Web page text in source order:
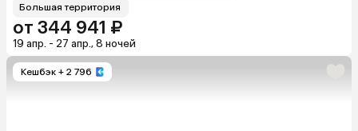
Большая территория
от 344 941 ₽
19 апр. - 27 апр., 8 ночей
Кешбэк + 2 796